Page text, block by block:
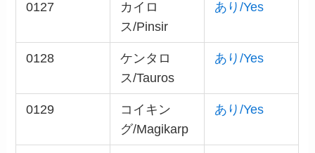
0127
カイロ
ス/Pinsir
あり/Yes
0128
ケンタロ
ス/Tauros
あり/Yes
0129
コイキン
グ/Magikarp
あり/Yes